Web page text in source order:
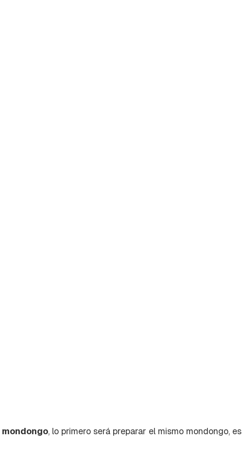
mondongo, lo primero será preparar el mismo mondongo, es